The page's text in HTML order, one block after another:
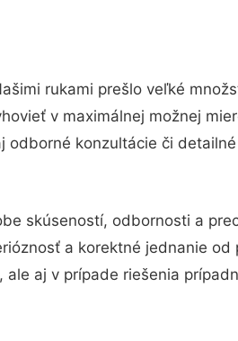
rukami prešlo veľké
v maximálnej možnej
odborné konzultácie či
skúseností, odbornosti a
a korektné jednanie
aj v prípade riešenia